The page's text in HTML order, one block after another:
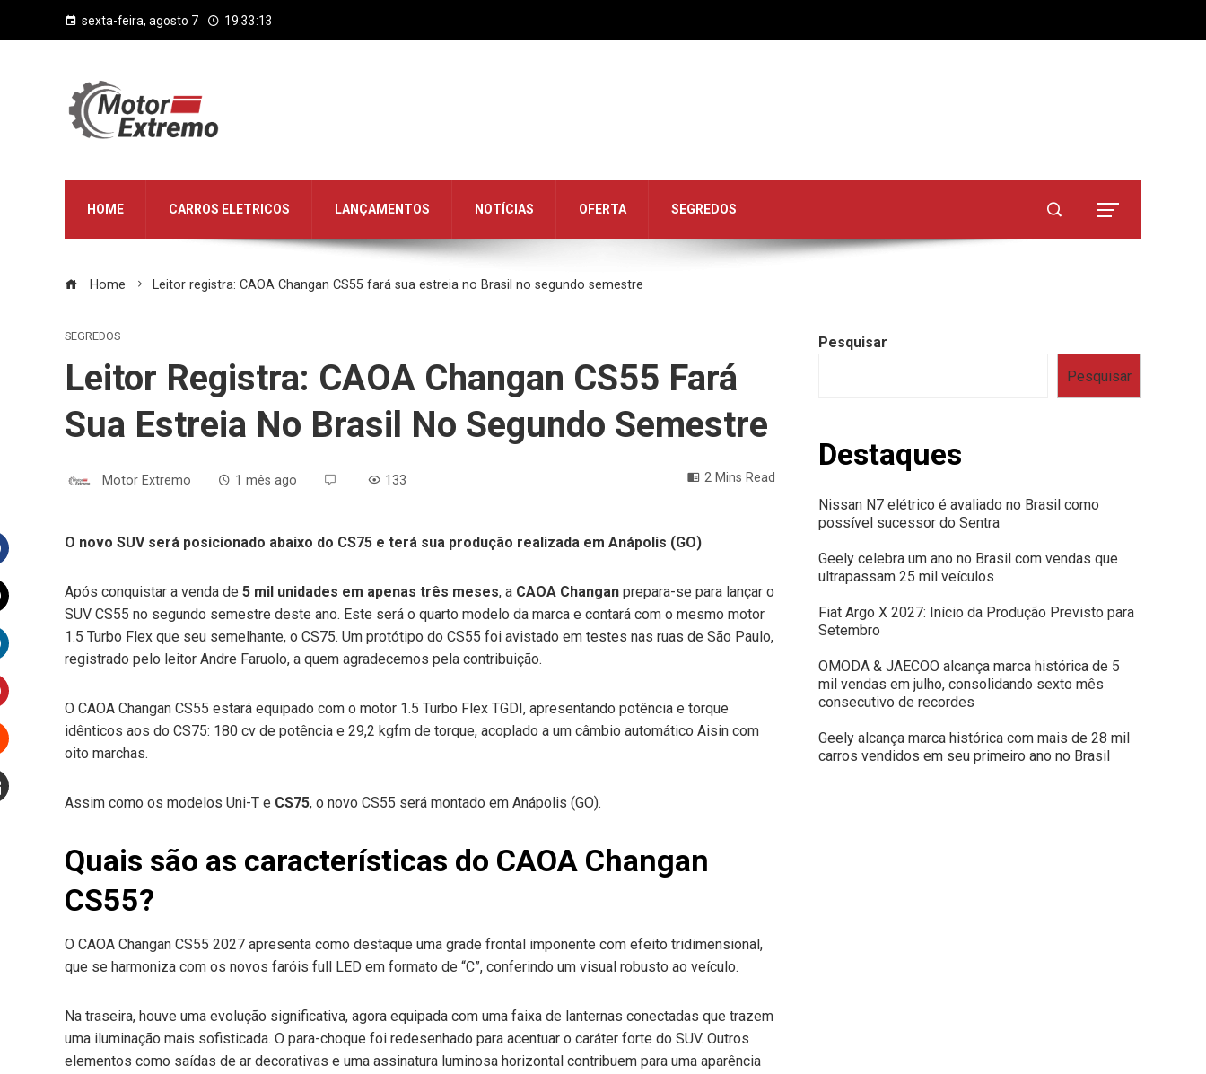
sexta-feira, agosto 7 19:33:14
HOME CARROS ELETRICOS LANÇAMENTOS NOTÍCIAS OFERTA SEGREDOS
Home Leitor registra: CAOA Changan CS55 fará sua estreia no Brasil no segundo semestre
SEGREDOS
Leitor Registra: CAOA Changan CS55 Fará
Sua Estreia No Brasil No Segundo Semestre
Motor Extremo 1 mês ago 133 2 Mins Read
O novo SUV será posicionado abaixo do CS75 e terá sua produção realizada em Anápolis (GO)
Após conquistar a venda de 5 mil unidades em apenas três meses, a CAOA Changan prepara-se para lançar o
SUV CS55 no segundo semestre deste ano. Este será o quarto modelo da marca e contará com o mesmo motor
1.5 Turbo Flex que seu semelhante, o CS75. Um protótipo do CS55 foi avistado em testes nas ruas de São Paulo,
registrado pelo leitor Andre Faruolo, a quem agradecemos pela contribuição.
O CAOA Changan CS55 estará equipado com o motor 1.5 Turbo Flex TGDI, apresentando potência e torque
idênticos aos do CS75: 180 cv de potência e 29,2 kgfm de torque, acoplado a um câmbio automático Aisin com
oito marchas.
Assim como os modelos Uni-T e CS75, o novo CS55 será montado em Anápolis (GO).
Quais são as características do CAOA Changan
CS55?
O CAOA Changan CS55 2027 apresenta como destaque uma grade frontal imponente com efeito tridimensional,
que se harmoniza com os novos faróis full LED em formato de “C”, conferindo um visual robusto ao veículo.
Na traseira, houve uma evolução significativa, agora equipada com uma faixa de lanternas conectadas que trazem
uma iluminação mais sofisticada. O para-choque foi redesenhado para acentuar o caráter forte do SUV. Outros
elementos como saídas de ar decorativas e uma assinatura luminosa horizontal contribuem para uma aparência
Pesquisar
Pesquisar
Destaques
Nissan N7 elétrico é avaliado no Brasil como
possível sucessor do Sentra
Geely celebra um ano no Brasil com vendas que
ultrapassam 25 mil veículos
Fiat Argo X 2027: Início da Produção Previsto para
Setembro
OMODA & JAECOO alcança marca histórica de 5
mil vendas em julho, consolidando sexto mês
consecutivo de recordes
Geely alcança marca histórica com mais de 28 mil
carros vendidos em seu primeiro ano no Brasil